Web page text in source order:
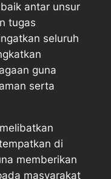
antar unsur
tugas
seluruh
guna
serta
di
memberikan
masyarakat